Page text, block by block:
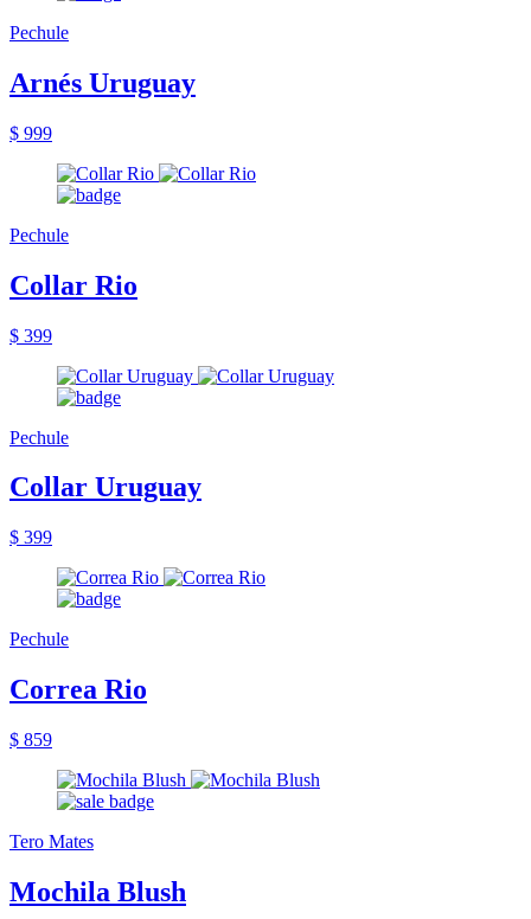
Pechule
Arnés Uruguay
$ 999
Pechule
Collar Rio
$ 399
Pechule
Collar Uruguay
$ 399
Pechule
Correa Rio
$ 859
Tero Mates
Mochila Blush